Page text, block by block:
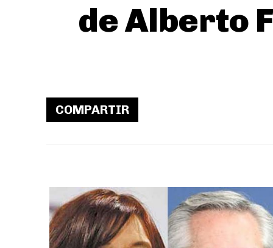
de Alberto
COMPARTIR